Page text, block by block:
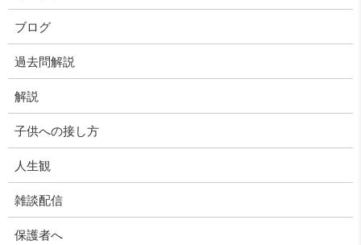
ブログ
過去問解説
解説
子供への接し方
人生観
雑談配信
保護者へ